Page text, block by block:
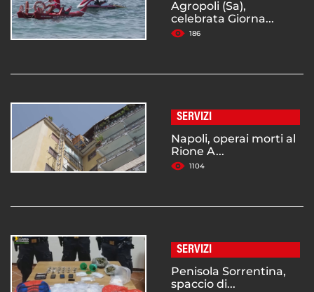
Agropoli (Sa),
celebrata Giorna...
186
SERVIZI
Napoli, operai morti al
Rione A...
1104
SERVIZI
Penisola Sorrentina,
spaccio di...